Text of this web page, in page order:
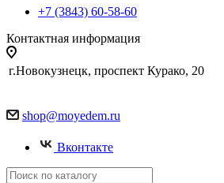
+7 (3843) 60-58-60
Контактная информация
г.Новокузнецк, проспект Курако, 20
shop@moyedem.ru
Вконтакте